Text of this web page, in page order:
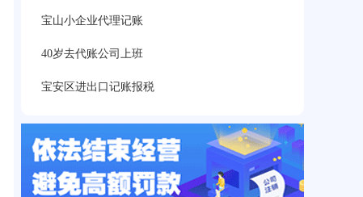
宝山小企业代理记账
40岁去代账公司上班
宝安区进出口记账报税